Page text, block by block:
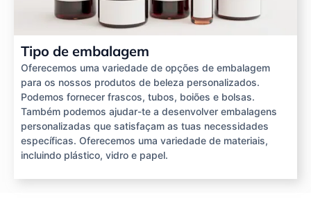
Tipo de embalagem
Oferecemos uma variedade de opções de embalagem
para os nossos produtos de beleza personalizados.
Podemos fornecer frascos, tubos, boiões e bolsas.
Também podemos ajudar-te a desenvolver embalagens
personalizadas que satisfaçam as tuas necessidades
específicas. Oferecemos uma variedade de materiais,
incluindo plástico, vidro e papel.